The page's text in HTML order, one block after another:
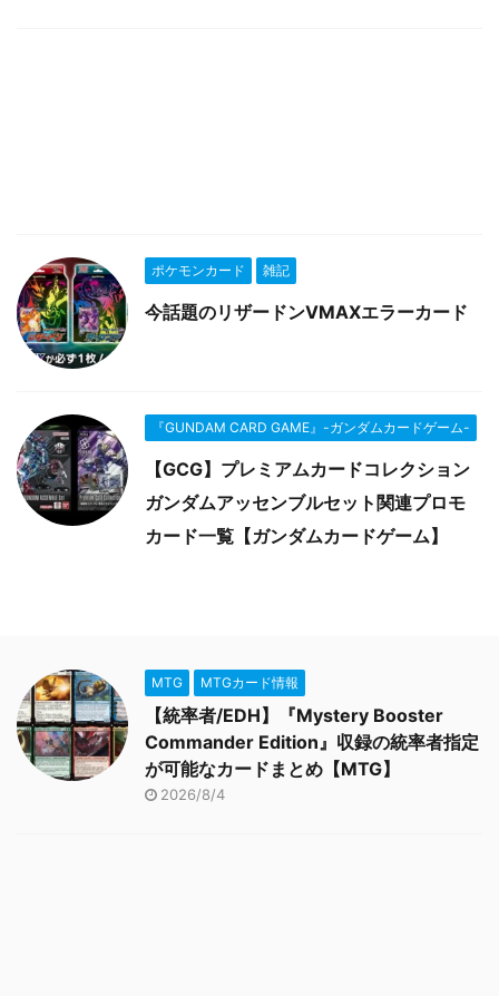
ポケモンカード 雑記
今話題のリザードンVMAXエラーカード
『GUNDAM CARD GAME』-ガンダムカードゲーム-
【GCG】プレミアムカードコレクション
ガンダムアッセンブルセット関連プロモ
カード一覧【ガンダムカードゲーム】
MTG MTGカード情報
【統率者/EDH】『Mystery Booster
Commander Edition』収録の統率者指定
が可能なカードまとめ【MTG】
2026/8/4